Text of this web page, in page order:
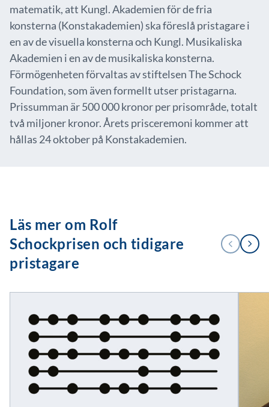
matematik, att Kungl. Akademien för de fria
konsterna (Konstakademien) ska föreslå pristagare i
en av de visuella konsterna och Kungl. Musikaliska
Akademien i en av de musikaliska konsterna.
Förmögenheten förvaltas av stiftelsen The Schock
Foundation, som även formellt utser pristagarna.
Prissumman är 500 000 kronor per prisområde, totalt
två miljoner kronor. Årets prisceremoni kommer att
hållas 24 oktober på Konstakademien.
Läs mer om Rolf
Schockprisen och tidigare
pristagare
1
/
FÖREGÅENDE
NÄSTA